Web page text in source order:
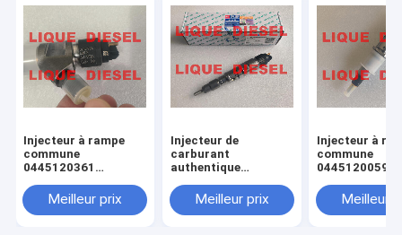
Injecteur à rampe
commune
0445120361
120 361 5801479314
Meilleur prix
Injecteur de
carburant
authentique
0445120290 0 445
120 290 L4700-
Meilleur prix
Injecteur à
commune
0445120059
120 059 0 445
231 pour
Meilleur